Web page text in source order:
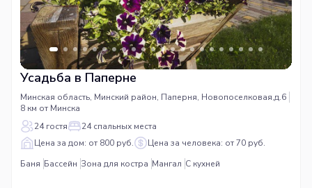
Усадьба в Паперне
Минская область, Минский район, Паперня, Новопоселковая,д.6
8 км от Минска
24 гостя
24 спальных места
Цена за дом: от 800 руб.
Цена за человека: от 70 руб.
Баня Бассейн Зона для костра Мангал С кухней